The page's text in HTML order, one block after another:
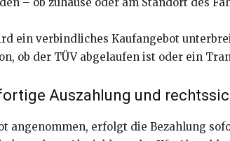
ein verbindliches Kaufangebot
ob der TÜV abgelaufen ist oder ein
Auszahlung und
angenommen, erfolgt die Bezahlung